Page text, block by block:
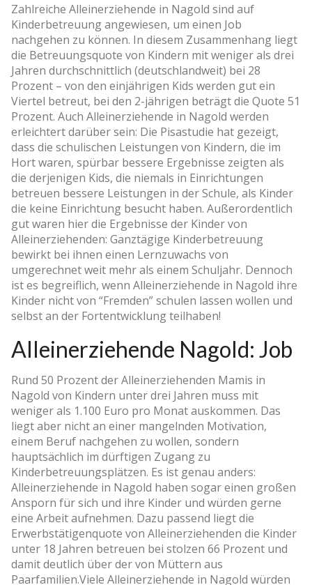
Zahlreiche Alleinerziehende in Nagold sind auf
Kinderbetreuung angewiesen, um einen Job
nachgehen zu können. In diesem Zusammenhang liegt
die Betreuungsquote von Kindern mit weniger als drei
Jahren durchschnittlich (deutschlandweit) bei 28
Prozent – von den einjährigen Kids werden gut ein
Viertel betreut, bei den 2-jährigen beträgt die Quote 51
Prozent. Auch Alleinerziehende in Nagold werden
erleichtert darüber sein: Die Pisastudie hat gezeigt,
dass die schulischen Leistungen von Kindern, die im
Hort waren, spürbar bessere Ergebnisse zeigten als
die derjenigen Kids, die niemals in Einrichtungen
betreuen bessere Leistungen in der Schule, als Kinder
die keine Einrichtung besucht haben. Außerordentlich
gut waren hier die Ergebnisse der Kinder von
Alleinerziehenden: Ganztägige Kinderbetreuung
bewirkt bei ihnen einen Lernzuwachs von
umgerechnet weit mehr als einem Schuljahr. Dennoch
ist es begreiflich, wenn Alleinerziehende in Nagold ihre
Kinder nicht von “Fremden” schulen lassen wollen und
selbst an der Fortentwicklung teilhaben!
Alleinerziehende Nagold: Job
Rund 50 Prozent der Alleinerziehenden Mamis in
Nagold von Kindern unter drei Jahren muss mit
weniger als 1.100 Euro pro Monat auskommen. Das
liegt aber nicht an einer mangelnden Motivation,
einem Beruf nachgehen zu wollen, sondern
hauptsächlich im dürftigen Zugang zu
Kinderbetreuungsplätzen. Es ist genau anders:
Alleinerziehende in Nagold haben sogar einen großen
Ansporn für sich und ihre Kinder und würden gerne
eine Arbeit aufnehmen. Dazu passend liegt die
Erwerbstätigenquote von Alleinerziehenden die Kinder
unter 18 Jahren betreuen bei stolzen 66 Prozent und
damit deutlich über der von Müttern aus
Paarfamilien.Viele Alleinerziehende in Nagold würden